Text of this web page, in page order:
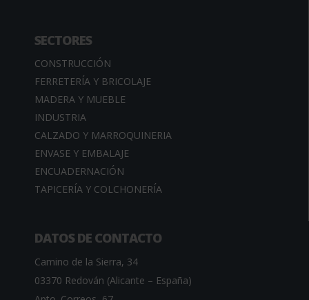
SECTORES
CONSTRUCCIÓN
FERRETERÍA Y BRICOLAJE
MADERA Y MUEBLE
INDUSTRIA
CALZADO Y MARROQUINERIA
ENVASE Y EMBALAJE
ENCUADERNACIÓN
TAPICERÍA Y COLCHONERÍA
DATOS DE CONTACTO
Camino de la Sierra, 34
03370 Redován (Alicante – España)